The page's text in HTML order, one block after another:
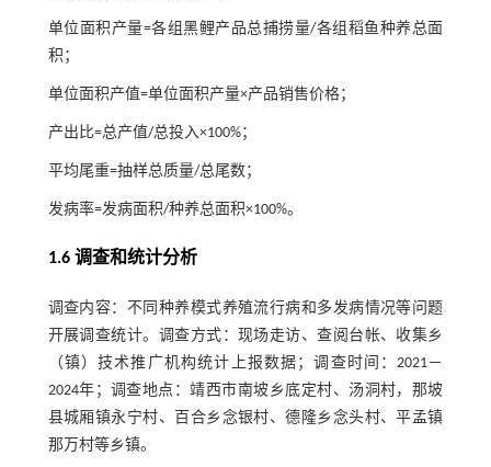
单位面积产量=各组黑鲤产品总捕捞量/各组稻鱼种养总面
积；
单位面积产值=单位面积产量×产品销售价格；
产出比=总产值/总投入×100%；
平均尾重=抽样总质量/总尾数；
发病率=发病面积/种养总面积×100%。
1.6 调查和统计分析
调查内容：不同种养模式养殖流行病和多发病情况等问题
开展调查统计。调查方式：现场走访、查阅台帐、收集乡
（镇）技术推广机构统计上报数据；调查时间：2021－
2024年；调查地点：靖西市南坡乡底定村、汤洞村，那坡
县城厢镇永宁村、百合乡念银村、德隆乡念头村、平孟镇
那万村等乡镇。